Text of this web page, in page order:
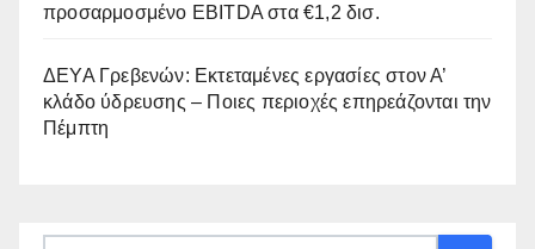
προσαρμοσμένο EBITDA στα €1,2 δισ.
ΔΕΥΑ Γρεβενών: Εκτεταμένες εργασίες στον Α’
κλάδο ύδρευσης – Ποιες περιοχές επηρεάζονται την
Πέμπτη